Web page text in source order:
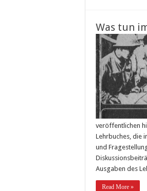
Was tun
veröffentlichen
Lehrbuches, die
und
Ausgaben des
Read More »